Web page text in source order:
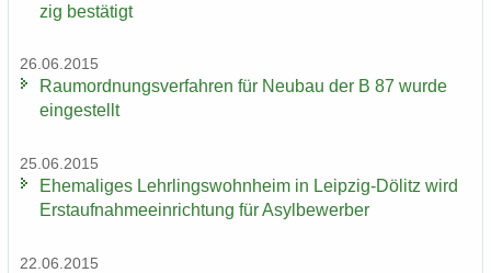
zig be­stä­tigt
26.06.2015
Raum­ord­nungs­ver­fah­ren für Neu­bau der B 87 wurde
ein­ge­stellt
25.06.2015
Ehe­ma­li­ges Lehr­lings­wohn­heim in Leipzig-​Dölitz wird
Erst­auf­nah­me­ein­rich­tung für Asyl­be­wer­ber
22.06.2015